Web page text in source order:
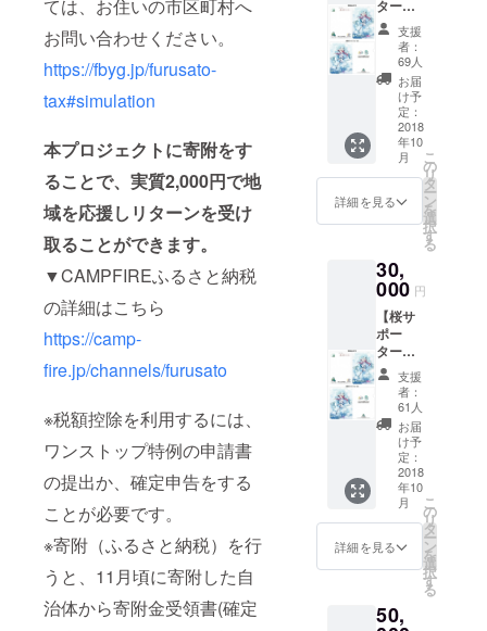
ては、お住いの市区町村へ
お問い合わせください。
https://fbyg.jp/furusato-
tax#simulation
本プロジェクトに寄附をす
ることで、実質2,000円で地
域を応援しリターンを受け
取ることができます。
▼CAMPFIREふるさと納税
の詳細はこちら
https://camp-
fire.jp/channels/furusato
※税額控除を利用するには、
ワンストップ特例の申請書
の提出か、確定申告をする
ことが必要です。
※寄附（ふるさと納税）を行
うと、11月頃に寄附した自
治体から寄附金受領書(確定
セット
３枚）
・寄
附受領
証明書
ター】
・お
礼状
・
ホーム
ページ
に氏名
掲載
（希望
者の
み）
・特
製「北
海道１
雪ミク
＆えこ
之助」
絵はが
き（１
セット
３枚）
・特
製「北
海道１
５０年
雪ミク
＆えこ
之助」
クリア
ファイ
ル（１
記念植
支援
者：
69人
お届
け予
定：
2018
年10
月
詳細を見る
こ
の
リ
タ
ー
ン
を
選
択
す
る
30,
000 円
【桜サ
ポー
ター】
・お
礼状
・
ホーム
ページ
に氏名
掲載
（希望
者の
み）
・特
製「北
海道１
雪ミク
支援
者：
61人
お届
け予
定：
2018
年10
月
詳細を見る
こ
の
リ
タ
ー
ン
を
選
択
す
る
50,